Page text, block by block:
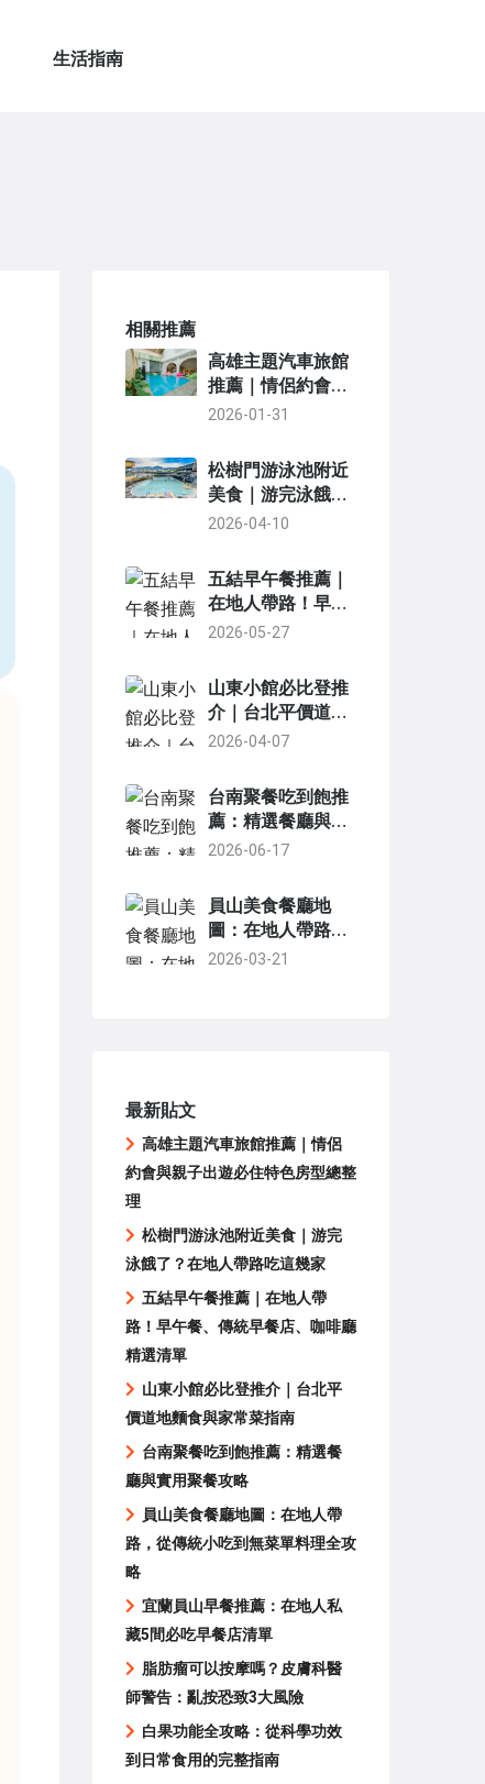
生活指南
相關推薦
高雄主題汽車旅館
推薦｜情侶約會與
親子出遊必住特色
2026-01-31
松樹門游泳池附近
美食｜游完泳餓
了？在地人帶路吃
2026-04-10
五結早午餐推薦｜
在地人帶路！早午
餐、傳統早餐店、
2026-05-27
山東小館必比登推
介｜台北平價道地
麵食與家常菜指南
2026-04-07
台南聚餐吃到飽推
薦：精選餐廳與實
用聚餐攻略
2026-06-17
員山美食餐廳地
圖：在地人帶路，
從傳統小吃到無菜
2026-03-21
最新貼文
高雄主題汽車旅館推薦｜情侶
約會與親子出遊必住特色房型總整
理
松樹門游泳池附近美食｜游完
泳餓了？在地人帶路吃這幾家
五結早午餐推薦｜在地人帶
路！早午餐、傳統早餐店、咖啡廳
精選清單
山東小館必比登推介｜台北平
價道地麵食與家常菜指南
台南聚餐吃到飽推薦：精選餐
廳與實用聚餐攻略
員山美食餐廳地圖：在地人帶
路，從傳統小吃到無菜單料理全攻
略
宜蘭員山早餐推薦：在地人私
藏5間必吃早餐店清單
脂肪瘤可以按摩嗎？皮膚科醫
師警告：亂按恐致3大風險
白果功能全攻略：從科學功效
到日常食用的完整指南